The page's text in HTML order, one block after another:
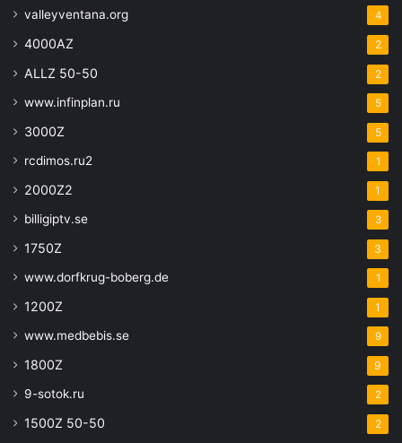
valleyventana.org 4
4000AZ 2
ALLZ 50-50 2
www.infinplan.ru 5
3000Z 5
rcdimos.ru2 1
2000Z2 1
billigiptv.se 3
1750Z 3
www.dorfkrug-boberg.de 1
1200Z 1
www.medbebis.se 9
1800Z 9
9-sotok.ru 2
1500Z 50-50 2